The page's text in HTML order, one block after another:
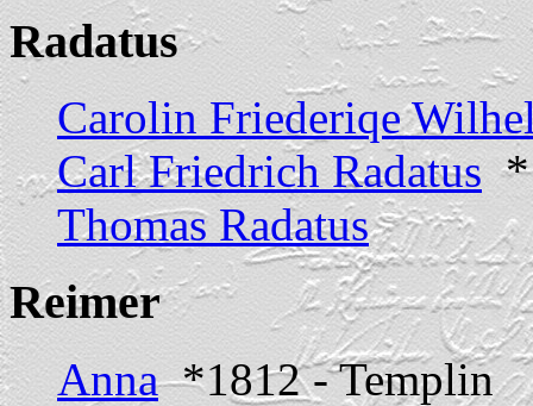
Radatus
Carolin Friederiqe
Carl Friedrich Radatus
Thomas Radatus
Reimer
Anna*1812 - Templin